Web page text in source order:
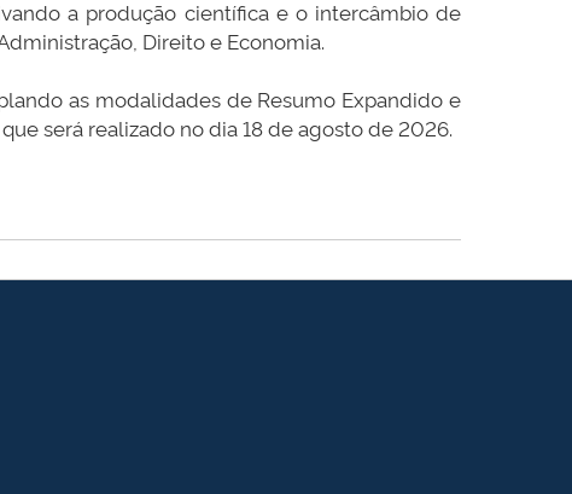
a produção científica e o intercâmbio de
Direito e Economia.
as modalidades de Resumo Expandido e
será realizado no dia 18 de agosto de 2026.